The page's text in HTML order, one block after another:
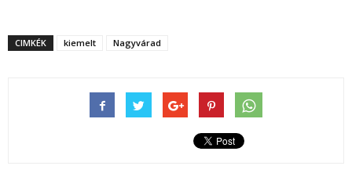
CIMKÉK kiemelt Nagyvárad